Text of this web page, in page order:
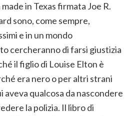
in Texas firmata Joe R.
sono, come sempre,
e in un mondo
cercheranno di farsi giustizia
il figlio di Louise Elton è
era nero o per altri strani
aveva qualcosa da nascondere
la polizia. Il libro di